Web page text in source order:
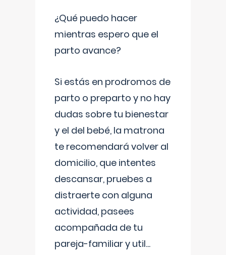
¿Qué puedo hacer
mientras espero que el
parto avance?
Si estás en prodromos de
parto o preparto y no hay
dudas sobre tu bienestar
y el del bebé, la matrona
te recomendará volver al
domicilio, que intentes
descansar, pruebes a
distraerte con alguna
actividad, pasees
acompañada de tu
pareja-familiar y util...